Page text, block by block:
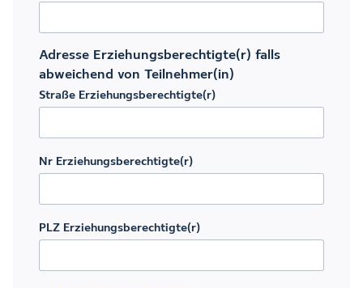
Adresse Erziehungsberechtigte(r) falls
abweichend von Teilnehmer(in)
Straße Erziehungsberechtigte(r)
Nr Erziehungsberechtigte(r)
PLZ Erziehungsberechtigte(r)